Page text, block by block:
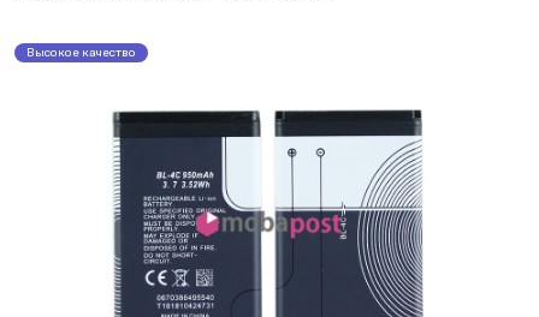
Высокое качество